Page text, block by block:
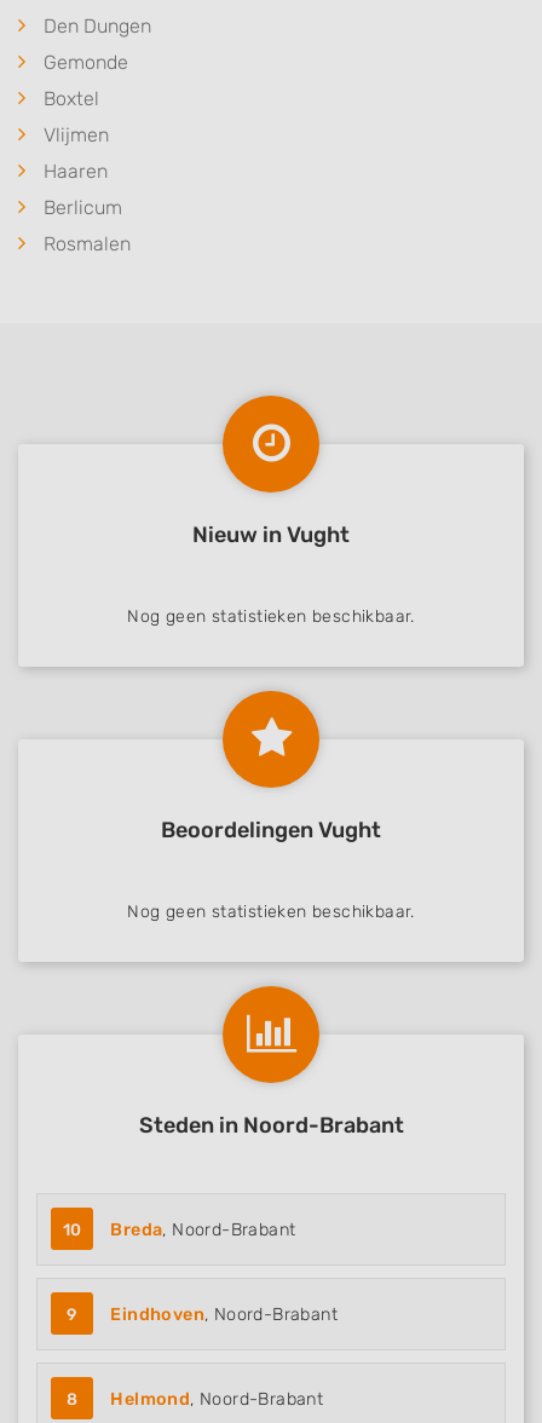
Den Dungen
Gemonde
Boxtel
Vlijmen
Haaren
Berlicum
Rosmalen
Nieuw in Vught
Nog geen statistieken beschikbaar.
Beoordelingen Vught
Nog geen statistieken beschikbaar.
Steden in Noord-Brabant
10 Breda, Noord-Brabant
9 Eindhoven, Noord-Brabant
8 Helmond, Noord-Brabant